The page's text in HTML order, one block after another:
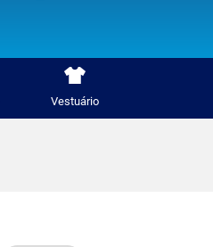
Vestuário